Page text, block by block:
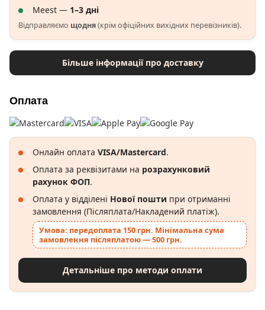
Meest — 1–3 дні
Відправляємо щодня(крім офіційних вихідних перевізників).
Більше інформації про доставку
Оплата
Онлайн оплата VISA/Mastercard.
Оплата за реквізитами на розрахунковий
рахунок ФОП.
Оплата у відділені Нової пошти при отриманні
замовлення (Післяплата/Накладений платіж).
Умова: передоплата 150 грн. Мінімальна сума
замовлення післяплатою — 500 грн.
Детальніше про методи оплати